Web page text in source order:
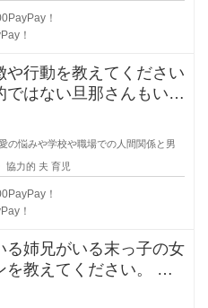
！
！
行動を教えてください
ではない旦那さんもいま
れる夫の
の悩みや学校や職場での人間関係と男
協力的 夫 育児
！
！
る姉兄がいる末っ子の女
教えてください。 姉
や